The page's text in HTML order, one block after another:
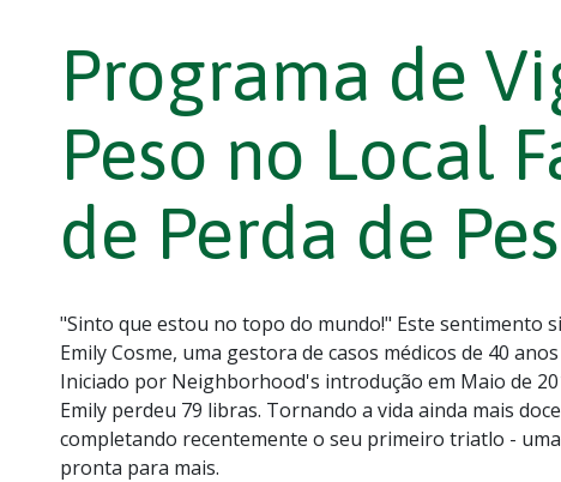
Programa de
Peso no Local
de Perda de
"Sinto que estou no topo do mundo!" Este sentimento
Emily Cosme, uma gestora de casos médicos de 40
Iniciado por Neighborhood's introdução em Maio de
Emily perdeu 79 libras. Tornando a vida ainda mais
completando recentemente o seu primeiro triatlo -
pronta para mais.